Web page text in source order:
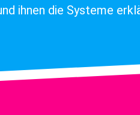
ihnen die Systeme